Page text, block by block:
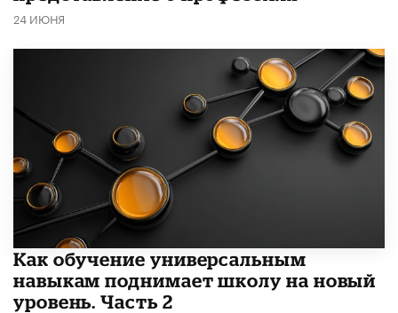
24 ИЮНЯ
​Как обучение универсальным
навыкам поднимает школу на новый
уровень. Часть 2